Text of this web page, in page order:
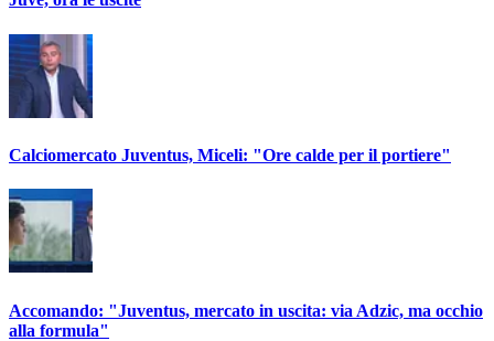
Calciomercato Juventus, Miceli: "Ore calde per il portiere"
Accomando: "Juventus, mercato in uscita: via Adzic, ma occhio
alla formula"